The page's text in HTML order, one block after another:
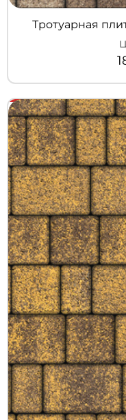
Тротуарная